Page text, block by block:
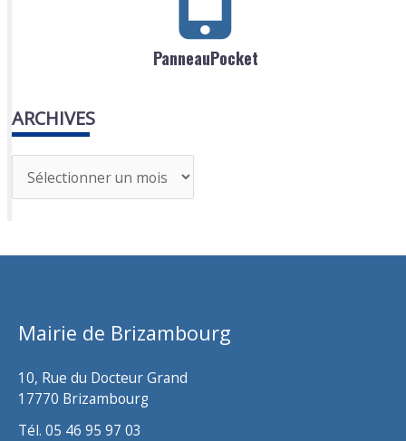
PanneauPocket
ARCHIVES
r
h
Mairie de Brizambourg
10, Rue du Docteur Grand
17770 Brizambourg
Tél. 05 46 95 97 03